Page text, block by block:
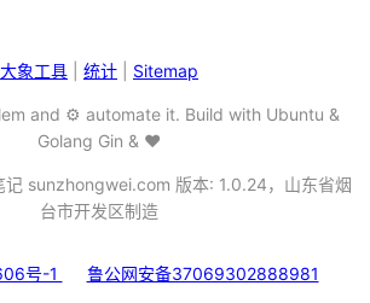
大象工具 统计 Sitemap
and ⚙️ automate it. Build with Ubuntu &
Golang Gin & ❤️
sunzhongwei.com 版本: 1.0.24，山东省烟
台市开发区制造
号-1 鲁公网安备37069302888981